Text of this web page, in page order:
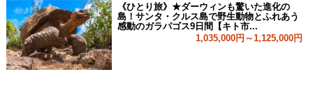
《ひとり旅》★ダーウィンも驚いた進化の
島！サンタ・クルス島で野生動物とふれあう
感動のガラパゴス9日間【キト市...
1,035,000円～1,125,000円